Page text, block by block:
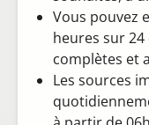
Vous pouvez
heures sur
complètes et
Les sources